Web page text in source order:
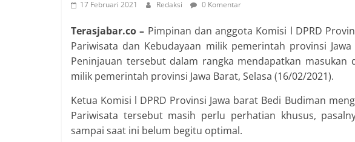
17 Februari 2021 Redaksi 0 Komentar
Terasjabar.co – Pimpinan dan anggota Komisi l DPRD
Pariwisata dan Kebudayaan milik pemerintah provinsi
Peninjauan tersebut dalam rangka mendapatkan
milik pemerintah provinsi Jawa Barat, Selasa (16/02/2021).
Ketua Komisi l DPRD Provinsi Jawa barat Bedi Budiman
Pariwisata tersebut masih perlu perhatian khusus,
sampai saat ini belum begitu optimal.